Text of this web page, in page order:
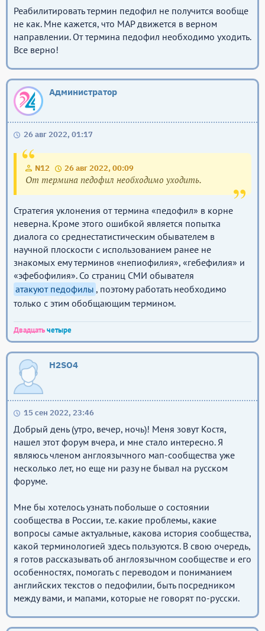
Реабилитировать термин педофил не получится вообще
не как. Мне кажется, что MAP движется в верном
направлении. От термина педофил необходимо уходить.
Все верно!
Администратор
26 авг 2022, 01:17
N12 26 авг 2022, 00:09
От термина педофил необходимо уходить.
Стратегия уклонения от термина «педофил» в корне
неверна. Кроме этого ошибкой является попытка
диалога со среднестатистическим обывателем в
научной плоскости с использованием ранее не
знакомых ему терминов «непиофилия», «гебефилия» и
«эфебофилия». Со страниц СМИ обывателя
атакуют педофилы , поэтому работать необходимо
только с этим обобщающим термином.
Двадцатьчетыре
H2SO4
15 сен 2022, 23:46
Добрый день (утро, вечер, ночь)! Меня зовут Костя,
нашел этот форум вчера, и мне стало интересно. Я
являюсь членом англоязычного мап-сообщества уже
несколько лет, но еще ни разу не бывал на русском
форуме.
Мне бы хотелось узнать побольше о состоянии
сообщества в России, т.е. какие проблемы, какие
вопросы самые актуальные, какова история сообщества,
какой терминологией здесь пользуются. В свою очередь,
я готов рассказывать об англоязычном сообществе и его
особенностях, помогать с переводом и пониманием
английских текстов о педофилии, быть посредником
между вами, и мапами, которые не говорят по-русски.